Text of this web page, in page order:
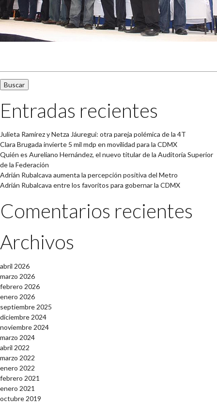
Entradas recientes
Julieta Ramírez y Netza Jáuregui: otra pareja polémica de la 4T
Clara Brugada invierte 5 mil mdp en movilidad para la CDMX
Quién es Aureliano Hernández, el nuevo titular de la Auditoría Superior
de la Federación
Adrián Rubalcava aumenta la percepción positiva del Metro
Adrián Rubalcava entre los favoritos para gobernar la CDMX
Comentarios recientes
Archivos
abril 2026
marzo 2026
febrero 2026
enero 2026
septiembre 2025
diciembre 2024
noviembre 2024
marzo 2024
abril 2022
marzo 2022
enero 2022
febrero 2021
enero 2021
octubre 2019